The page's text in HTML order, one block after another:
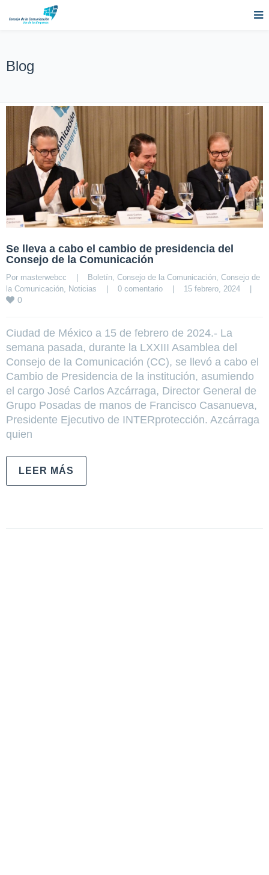
Blog
Se lleva a cabo el cambio de presidencia del
Consejo de la Comunicación
Por masterwebcc | Boletín Consejo de la Comunicación Consejo de
la Comunicación Noticias | 0 comentario | 15 febrero, 2024 |
0
Ciudad de México a 15 de febrero de 2024.- La
semana pasada, durante la LXXIII Asamblea del
Consejo de la Comunicación (CC), se llevó a cabo el
Cambio de Presidencia de la institución, asumiendo
el cargo José Carlos Azcárraga, Director General de
Grupo Posadas de manos de Francisco Casanueva,
Presidente Ejecutivo de INTERprotección. Azcárraga
quien
LEER MÁS